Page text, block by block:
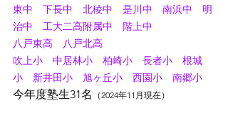
東中　下長中　北稜中　是川中　南浜中　明
治中　工大二高附属中　階上中
八戸東高　八戸北高
吹上小　中居林小　柏崎小　長者小　根城
小　新井田小　旭ヶ丘小　西園小　南郷小
今年度塾生31名 （2024年11月現在）